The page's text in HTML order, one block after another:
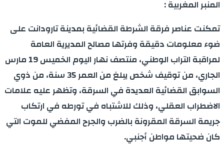
المنبر المغربية :
تمكنت عناصر فرقة الشرطة القضائية بمدينة تارودانت على
ضوء معلومات دقيقة وفرتها مصالح المديرية العامة
لمراقبة التراب الوطني، منتصف نهار اليوم الخميس 19 مارس
الجاري، من توقيف شخص يبلغ من العمر 35 سنة، من ذوي
السوابق القضائية العديدة في السرقة، وتظهر عليه علامات
الاضطراب العقلي، وذلك للاشتباه في تورطه في ارتكاب
جريمة السرقة المقرونة بالضرب والجرح المفضي للموت التي
كان ضحيتها مواطن أجنبي.